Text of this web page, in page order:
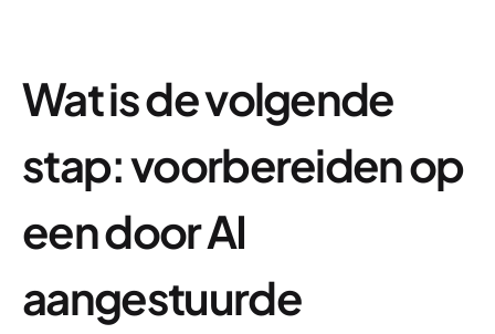
Wat is de volgende
stap: voorbereiden op
een door AI
aangestuurde